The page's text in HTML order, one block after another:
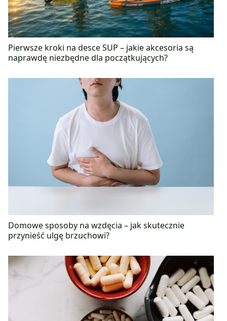
Pierwsze kroki na desce SUP – jakie akcesoria są
naprawdę niezbędne dla początkujących?
Domowe sposoby na wzdęcia – jak skutecznie
przynieść ulgę brzuchowi?